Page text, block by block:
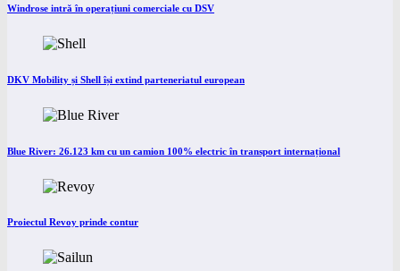
Windrose intră în operațiuni comerciale cu DSV
DKV Mobility și Shell își extind parteneriatul european
Blue River: 26.123 km cu un camion 100% electric în transport internațional
Proiectul Revoy prinde contur